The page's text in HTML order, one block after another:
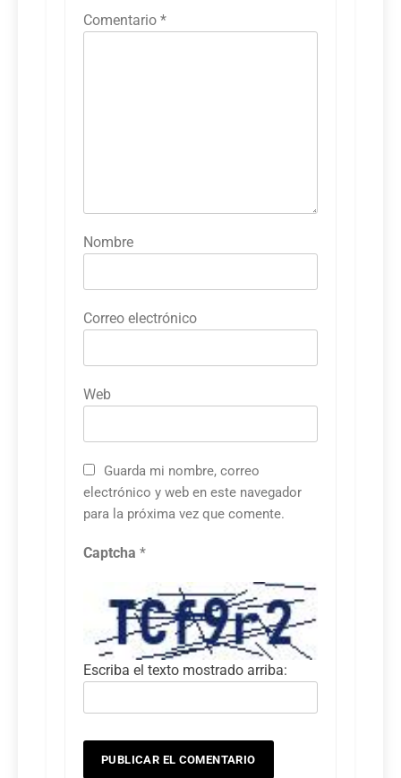
Comentario *
Nombre
Correo electrónico
Web
Guarda mi nombre, correo
electrónico y web en este navegador
para la próxima vez que comente.
Captcha *
Escriba el texto mostrado arriba: